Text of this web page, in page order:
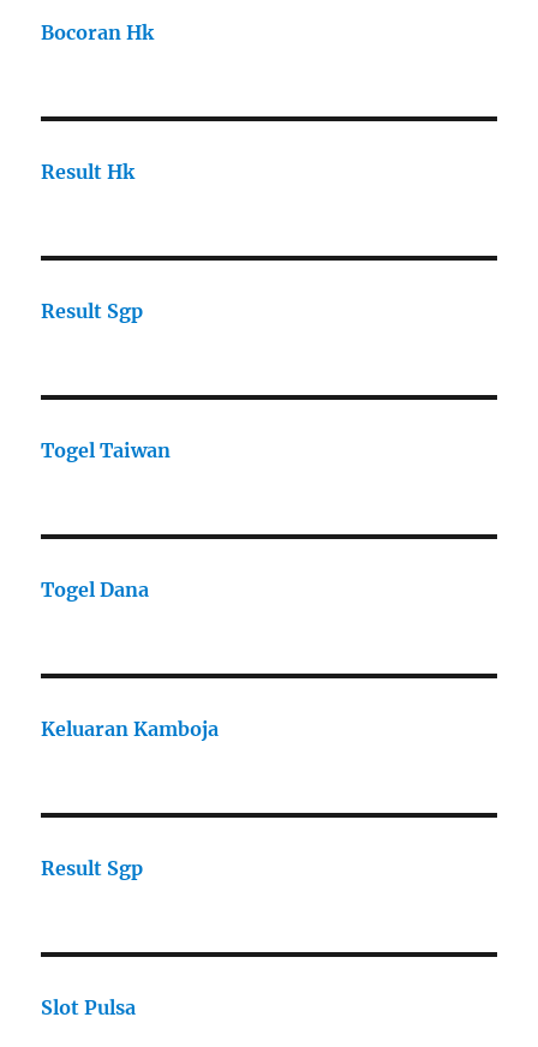
Bocoran Hk
Result Hk
Result Sgp
Togel Taiwan
Togel Dana
Keluaran Kamboja
Result Sgp
Slot Pulsa